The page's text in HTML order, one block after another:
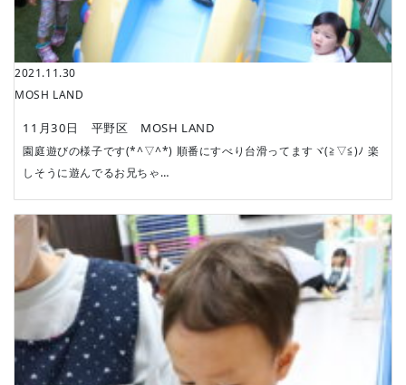
2021.11.30
MOSH LAND
11月30日 平野区 MOSH LAND
園庭遊びの様子です(*^▽^*) 順番にすべり台滑ってますヾ(≧▽≦)ﾉ 楽
しそうに遊んでるお兄ちゃ…